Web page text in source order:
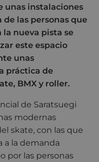
unas instalaciones
las personas que
nueva pista se
este espacio
unas
práctica de
BMX y roller.
de Saratsuegi
modernas
skate, con las que
a la demanda
por las personas